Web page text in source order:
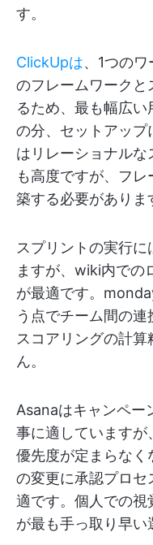
す。
ClickUpは、1つの
のフレームワークと
るため、最も幅広
の分、セットアッ
はリレーショナル
も高度ですが、フ
築する必要がありま
スプリントの実行
ますが、wiki内での
が最適です。
う点でチーム間の連
スコアリングの計
ん。
Asanaはキャンペー
事に適していますが
優先度が定まらなく
の変更に承認プロ
適です。個人での
が最も手っ取り早い